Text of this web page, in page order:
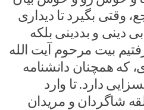
وقتی بگیرد تا دیداری
دینی و بددینی بلکه
بیت مرحوم آیت الله
که همچنان دانشنامه
دارد. تا وارد
شاگردان و مریدان